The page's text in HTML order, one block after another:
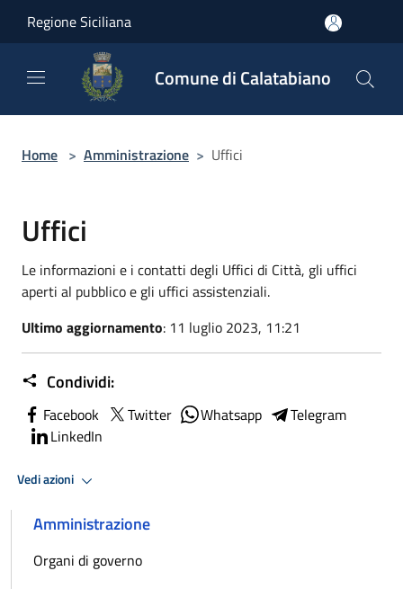
Regione Siciliana
Comune di Calatabiano
Home > Amministrazione > Uffici
Uffici
Le informazioni e i contatti degli Uffici di Città, gli uffici
aperti al pubblico e gli uffici assistenziali.
Ultimo aggiornamento: 11 luglio 2023, 11:21
Condividi:
Facebook Twitter Whatsapp
Telegram
LinkedIn
Vedi azioni
Amministrazione
Organi di governo